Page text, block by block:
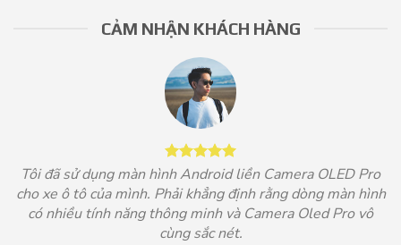
CẢM NHẬN KHÁCH HÀNG
Tôi đã sử dụng màn hình Android liền Camera OLED Pro
cho xe ô tô của mình. Phải khẳng định rằng dòng màn hình
có nhiều tính năng thông minh và Camera Oled Pro vô
cùng sắc nét.